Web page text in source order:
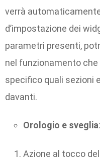
verrà
d’impostazione dei
parametri presenti,
nel funzionamento che
specifico quali sezioni
davanti.
Orologio e sveglia:
Azione al tocco